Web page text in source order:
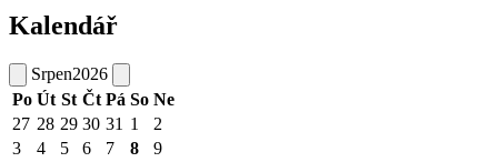
Kalendář
Srpen2026
Po Út St Čt Pá So Ne
27 28 29 30 31 1
2
3
4 5 6 7 8
9